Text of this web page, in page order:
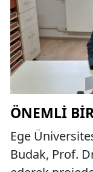
ÖNEMLI
Ege
Budak, Prof.